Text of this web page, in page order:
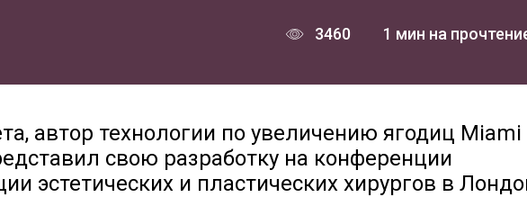
3460 1 мин на
автор технологии по увеличению ягодиц Miami
свою разработку на конференции
эстетических и пластических хирургов в